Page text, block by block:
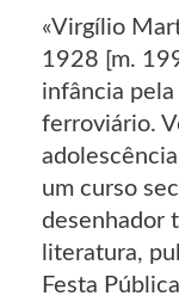
«Virgílio
1928 [m.
infância
ferroviário.
um curso
desenhador
literatura,
Festa